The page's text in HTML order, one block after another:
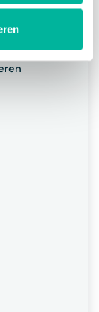
/ vernieuwen